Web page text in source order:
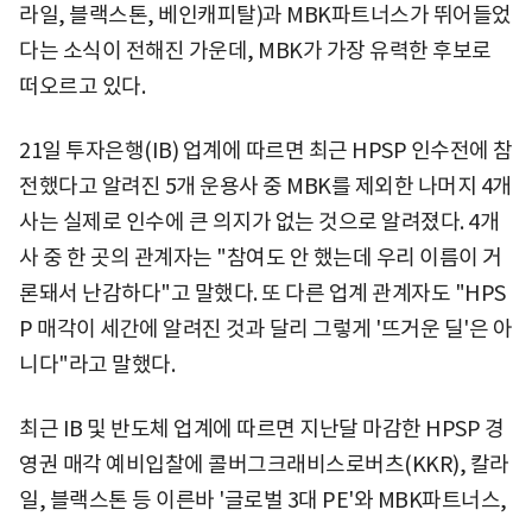
라일, 블랙스톤, 베인캐피탈)과 MBK파트너스가 뛰어들었
다는 소식이 전해진 가운데, MBK가 가장 유력한 후보로
떠오르고 있다.
21일 투자은행(IB) 업계에 따르면 최근 HPSP 인수전에 참
전했다고 알려진 5개 운용사 중 MBK를 제외한 나머지 4개
사는 실제로 인수에 큰 의지가 없는 것으로 알려졌다. 4개
사 중 한 곳의 관계자는 "참여도 안 했는데 우리 이름이 거
론돼서 난감하다"고 말했다. 또 다른 업계 관계자도 "HPS
P 매각이 세간에 알려진 것과 달리 그렇게 '뜨거운 딜'은 아
니다"라고 말했다.
최근 IB 및 반도체 업계에 따르면 지난달 마감한 HPSP 경
영권 매각 예비입찰에 콜버그크래비스로버츠(KKR), 칼라
일, 블랙스톤 등 이른바 '글로벌 3대 PE'와 MBK파트너스,